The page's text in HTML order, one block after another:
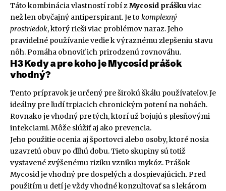
Táto kombinácia vlastností robí zMycosid práškuviac
než len obyčajný antiperspirant. Je to komplexný
prostriedok, ktorý rieši viac problémov naraz. Jeho
pravidelné používanie vedie k výraznému zlepšeniu stavu
nôh. Pomáha obnoviť ich prirodzenú rovnováhu.
H3 Kedy a pre koho je Mycosid prášok
vhodný?
Tento prípravok je určený pre širokú škálu používateľov. Je
ideálny pre ľudí trpiacich chronickým potení na nohách.
Rovnako je vhodný pre tých, ktorí už bojujú s plesňovými
infekciami. Môže slúžiť aj ako prevencia.
Jeho použitie ocenia aj športovci alebo osoby, ktoré nosia
uzavretú obuv po dlhú dobu. Tieto skupiny sú totiž
vystavené zvýšenému riziku vzniku mykóz. Prášok
Mycosid je vhodný pre dospelých a dospievajúcich. Pred
použitím u detí je vždy vhodné konzultovať sa s lekárom